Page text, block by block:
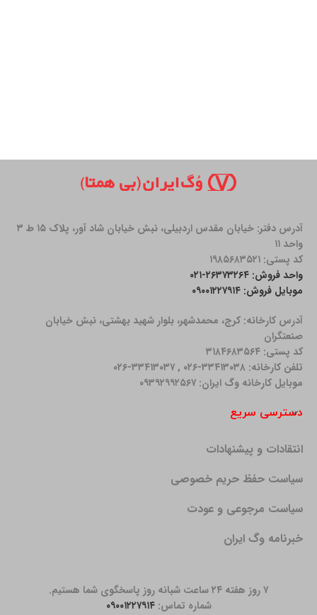
آدرس دفتر: خیابان مقدس اردبیلی، نبش خیابان شاد آور، پلاک ۱۵ ط ۳
واحد ۱۱
کد پستی: ۱۹۸۵۶۸۳۵۲۱
واحد فروش: ۲۶۳۷۳۲۶۴-۰۲۱
موبایل فروش: ۰۹۰۰۱۲۲۷۹۱۴
آدرس کارخانه: كرج، محمدشهر، بلوار شهید بهشتی، نبش خیابان
صنعتگران
کد پستی: ۳۱۸۴۶۸۳۵۶۴
تلفن کارخانه: ۳۳۴۱۳۰۳۸-۰۲۶ , ۳۳۴۱۳۰۳۷-۰۲۶
موبایل کارخانه وگ ایران: ۰۹۳۹۲۹۹۲۵۶۷
دسترسی سریع
انتقادات و پیشنهادات
سیاست حفظ حریم خصوصی
سیاست مرجوعی و عودت
خبرنامه وگ ایران
۷ روز هفته ۲۴ ساعت شبانه روز پاسخگوی شما هستیم.
شماره تماس:۰۹۰۰۱۲۲۷۹۱۴